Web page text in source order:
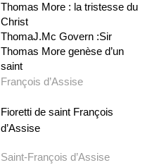
Thomas More : la tristesse du
Christ
ThomaJ.Mc Govern :Sir
Thomas More genèse d’un
saint
François d’Assise
Fioretti de saint François
d’Assise
Saint-François d’Assise